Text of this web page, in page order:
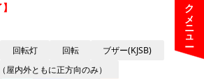
回転灯 回転
ブザー(KJSB)
屋内外ともに正方向のみ）